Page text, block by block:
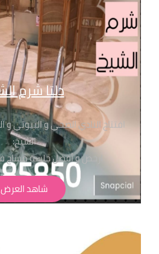
دلتا شرم
افتتاح النادي الصحي و البيوتي و
الشيخ:
ارخص و أفضل جلسة مساج
جلسات تبدا من ٤٥٠ جنيه شرط الحجز المسبق من خلال
شاهد العرض